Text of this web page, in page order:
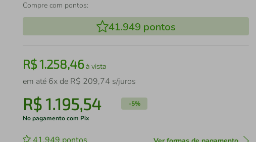
Compre com pontos:
41.949 pontos
R$1.258,46à vista
em até 6x de R$ 209,74 s/juros
R$1.195,54 -5%
No pagamento com Pix